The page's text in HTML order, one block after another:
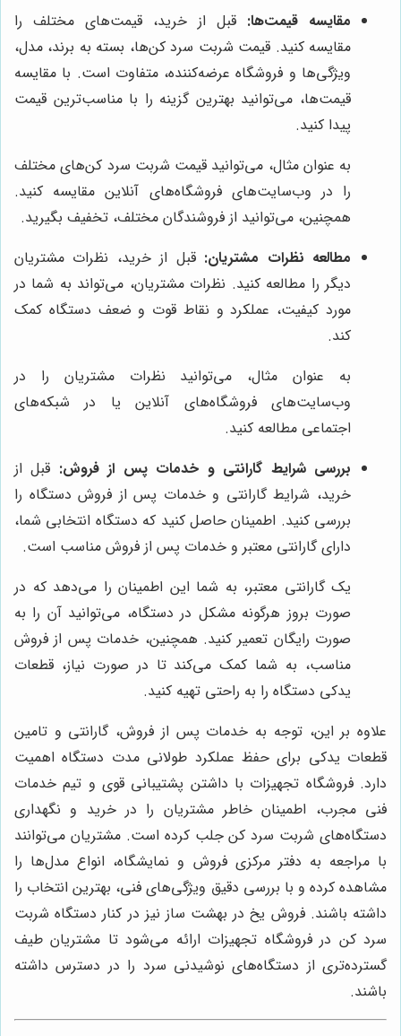
مقایسه قیمت‌ها: قبل از خرید، قیمت‌های مختلف را
مقایسه کنید. قیمت شربت سرد کن‌ها، بسته به برند، مدل،
ویژگی‌ها و فروشگاه عرضه‌کننده، متفاوت است. با مقایسه
قیمت‌ها، می‌توانید بهترین گزینه را با مناسب‌ترین قیمت
پیدا کنید.
به عنوان مثال، می‌توانید قیمت شربت سرد کن‌های مختلف
را در وب‌سایت‌های فروشگاه‌های آنلاین مقایسه کنید.
همچنین، می‌توانید از فروشندگان مختلف، تخفیف بگیرید.
مطالعه نظرات مشتریان: قبل از خرید، نظرات مشتریان
دیگر را مطالعه کنید. نظرات مشتریان، می‌تواند به شما در
مورد کیفیت، عملکرد و نقاط قوت و ضعف دستگاه کمک
کند.
به عنوان مثال، می‌توانید نظرات مشتریان را در
وب‌سایت‌های فروشگاه‌های آنلاین یا در شبکه‌های
اجتماعی مطالعه کنید.
بررسی شرایط گارانتی و خدمات پس از فروش: قبل از
خرید، شرایط گارانتی و خدمات پس از فروش دستگاه را
بررسی کنید. اطمینان حاصل کنید که دستگاه انتخابی شما،
دارای گارانتی معتبر و خدمات پس از فروش مناسب است.
یک گارانتی معتبر، به شما این اطمینان را می‌دهد که در
صورت بروز هرگونه مشکل در دستگاه، می‌توانید آن را به
صورت رایگان تعمیر کنید. همچنین، خدمات پس از فروش
مناسب، به شما کمک می‌کند تا در صورت نیاز، قطعات
یدکی دستگاه را به راحتی تهیه کنید.
علاوه بر این، توجه به خدمات پس از فروش، گارانتی و تامین
قطعات یدکی برای حفظ عملکرد طولانی مدت دستگاه اهمیت
دارد. فروشگاه تجهیزات با داشتن پشتیبانی قوی و تیم خدمات
فنی مجرب، اطمینان خاطر مشتریان را در خرید و نگهداری
دستگاه‌های شربت سرد کن جلب کرده است. مشتریان می‌توانند
با مراجعه به دفتر مرکزی فروش و نمایشگاه، انواع مدل‌ها را
مشاهده کرده و با بررسی دقیق ویژگی‌های فنی، بهترین انتخاب را
داشته باشند. فروش یخ در بهشت ساز نیز در کنار دستگاه شربت
سرد کن در فروشگاه تجهیزات ارائه می‌شود تا مشتریان طیف
گسترده‌تری از دستگاه‌های نوشیدنی سرد را در دسترس داشته
باشند.